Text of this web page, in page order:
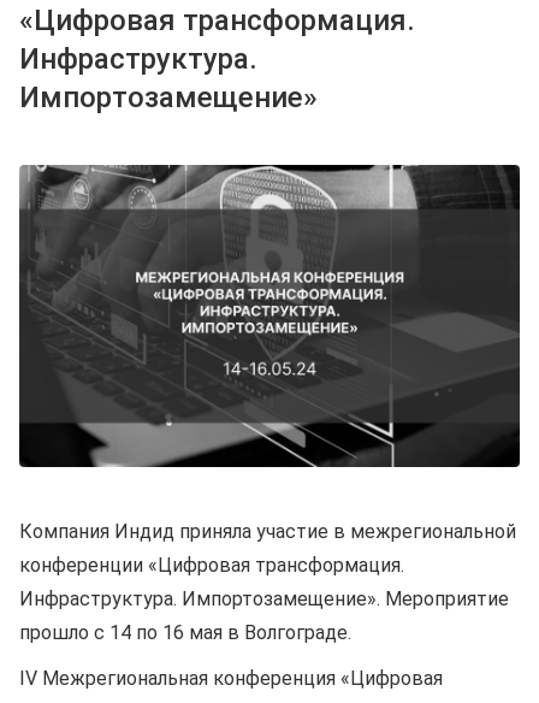
«Цифровая трансформация.
Инфраструктура.
Импортозамещение»
Компания Индид приняла участие в межрегиональной
конференции «Цифровая трансформация.
Инфраструктура. Импортозамещение». Мероприятие
прошло с 14 по 16 мая в Волгограде.
IV Межрегиональная конференция «Цифровая